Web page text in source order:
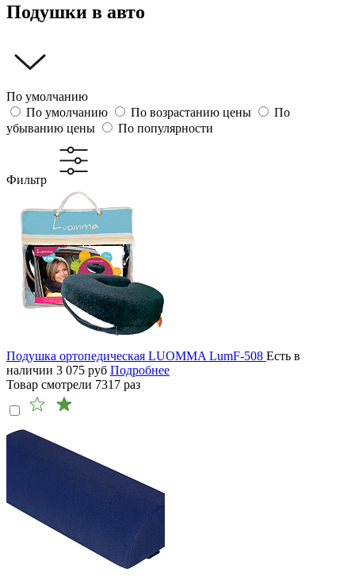
Подушки в авто
По умолчанию
По умолчанию
По возрастанию цены
По
убыванию цены
По популярности
Фильтр
Подушка ортопедическая LUOMMA LumF-508 Есть в
наличии 3 075 руб Подробнее
Товар смотрели 7317 раз